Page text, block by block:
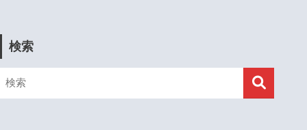
検索